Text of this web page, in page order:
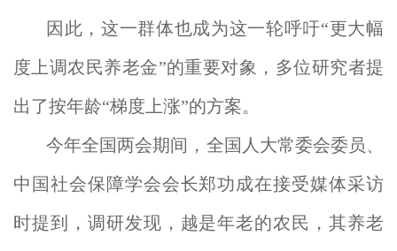
因此，这一群体也成为这一轮呼吁“更大幅
度上调农民养老金”的重要对象，多位研究者提
出了按年龄“梯度上涨”的方案。
今年全国两会期间，全国人大常委会委员、
中国社会保障学会会长郑功成在接受媒体采访
时提到，调研发现，越是年老的农民，其养老